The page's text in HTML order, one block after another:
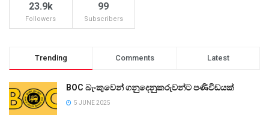
23.9k
Followers
99
Subscribers
Trending Comments Latest
BOC බැංකුවෙන් ගනුදෙනුකරුවන්ට පණිවිඩයක්
5 JUNE 2025